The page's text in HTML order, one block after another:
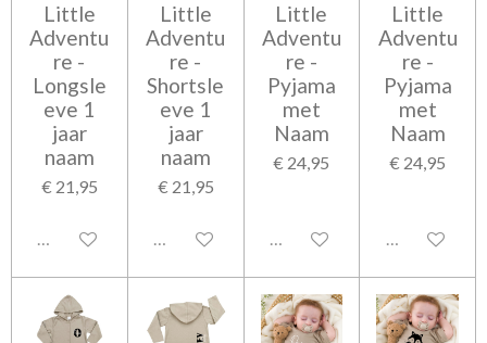
Little
Adventu
re -
Longsle
eve 1
jaar
naam
€ 21,95
Uitgeschakeld
Little
Adventu
re -
Shortsle
eve 1
jaar
naam
€ 21,95
Uitgeschakeld
Little
Adventu
re -
Pyjama
met
Naam
€ 24,95
Uitgeschakeld
Little
Adventu
re -
Pyjama
met
Naam
€ 24,95